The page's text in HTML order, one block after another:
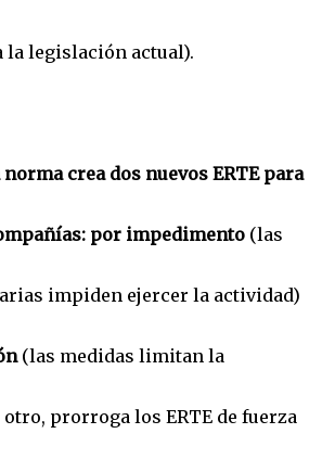
la legislación actual).
norma crea dos nuevos ERTE para
por impedimento (las
impiden ejercer la actividad)
(las medidas limitan la
prorroga los ERTE de fuerza